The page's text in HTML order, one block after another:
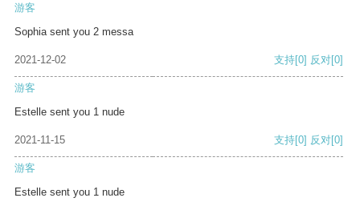
游客
Sophia sent you 2 messa
2021-12-02 支持[0] 反对[0]
游客
Estelle sent you 1 nude
2021-11-15 支持[0] 反对[0]
游客
Estelle sent you 1 nude